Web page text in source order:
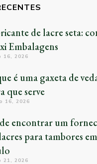
de lacre seta:
Embalagens
16, 2026
é uma gaxeta de
que serve
16, 2026
encontrar um
para tambores
21, 2026